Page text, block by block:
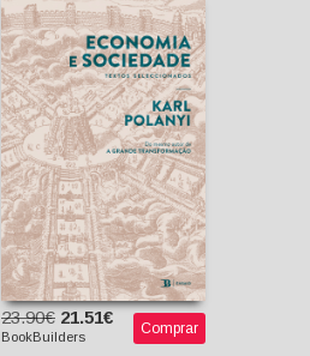
Economia e Sociedade
- Textos Escolhidos
Karl Polanyi
Claus Thomasberger
(org.)
23.90€ 21.51€
BookBuilders Comprar